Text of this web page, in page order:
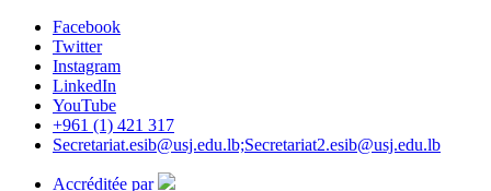
Facebook
Twitter
Instagram
LinkedIn
YouTube
+961 (1) 421 317
Secretariat.esib@usj.edu.lb;Secretariat2.esib@usj.edu.lb
Accréditée par